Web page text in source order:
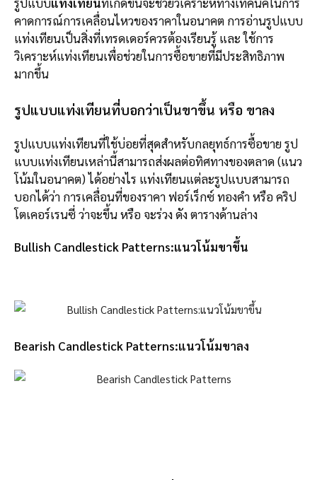
คาดการณ์การเคลื่อนไหวของราคาในอนาคต การอ่านรูปแบบ
แท่งเทียนเป็นสิ่งที่เทรดเดอร์ควรต้องเรียนรู้ และ ใช้การ
วิเคราะห์แท่งเทียนเพื่อช่วยในการซื้อขายที่มีประสิทธิภาพ
มากขึ้น
รูปแบบแท่งเทียนที่บอกว่าเป็นขาขึ้น หรือ ขาลง
รูปแบบแท่งเทียนที่ใช้บ่อยที่สุดสำหรับกลยุทธ์การซื้อขาย รูป
แบบแท่งเทียนเหล่านี้สามารถส่งผลต่อทิศทางของตลาด (แนว
โน้มในอนาคต) ได้อย่างไร แท่งเทียนแต่ละรูปแบบสามารถ
บอกได้ว่า การเคลื่อนที่ของราคา ฟอร์เร็กซ์ ทองคำ หรือ คริป
โตเคอร์เรนซี่ ว่าจะขึ้น หรือ จะร่วง ดัง ตารางด้านล่าง
Bullish Candlestick Patterns:แนวโน้มขาขึ้น
Bearish Candlestick Patterns:แนวโน้มขาลง